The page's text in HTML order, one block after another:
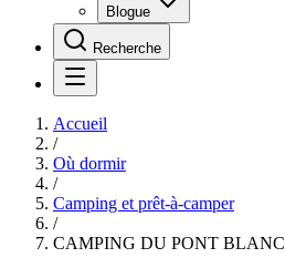
Blogue
Recherche
Accueil
/
Où dormir
/
Camping et prêt-à-camper
/
CAMPING DU PONT BLANC